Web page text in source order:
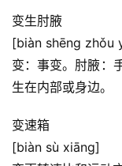
变生肘腋
[biàn shēng zhǒu
变：事变。肘腋：
生在内部或身边。
变速箱
[biàn sù xiāng]